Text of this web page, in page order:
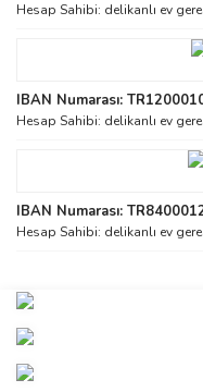
Hesap Sahibi: delikanlı ev
IBAN Numarası:
Hesap Sahibi: delikanlı ev
IBAN Numarası:
Hesap Sahibi: delikanlı ev